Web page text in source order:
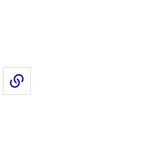
Twitter)
LinkedIn
Partager par email